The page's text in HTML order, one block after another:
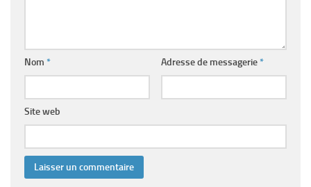
Nom * Adresse de messagerie*
Site web